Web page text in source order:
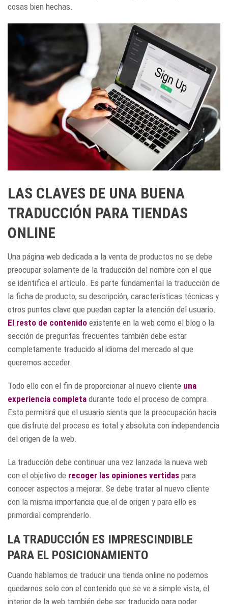
cosas bien hechas.
LAS CLAVES DE UNA BUENA
TRADUCCIÓN PARA TIENDAS
ONLINE
Una página web dedicada a la venta de productos no se debe
preocupar solamente de la traducción del nombre con el que
se identifica el artículo. Es parte fundamental la traducción de
la ficha de producto, su descripción, características técnicas y
otros puntos clave que puedan captar la atención del usuario.
El resto de contenido existente en la web como el blog o la
sección de preguntas frecuentes también debe estar
completamente traducido al idioma del mercado al que
queremos acceder.
Todo ello con el fin de proporcionar al nuevo cliente una
experiencia completa durante todo el proceso de compra.
Esto permitirá que el usuario sienta que la preocupación hacia
que disfrute del proceso es total y absoluta con independencia
del origen de la web.
La traducción debe continuar una vez lanzada la nueva web
con el objetivo de recoger las opiniones vertidas para
conocer aspectos a mejorar. Se debe tratar al nuevo cliente
con la misma importancia que al de origen y para ello es
primordial comprenderlo.
LA TRADUCCIÓN ES IMPRESCINDIBLE
PARA EL POSICIONAMIENTO
Cuando hablamos de traducir una tienda online no podemos
quedarnos solo con el contenido que se ve a simple vista, el
interior de la web también debe ser traducido para poder